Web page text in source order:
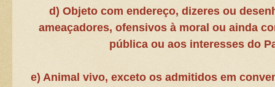
d) Objeto com endereço, dizeres ou
ameaçadores, ofensivos à moral ou ainda
pública ou aos interesses do
e) Animal vivo, exceto os admitidos em